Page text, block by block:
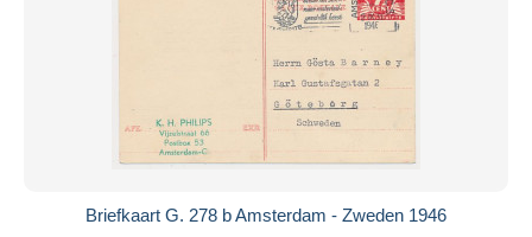
Briefkaart G. 278 b Amsterdam - Zweden 1946